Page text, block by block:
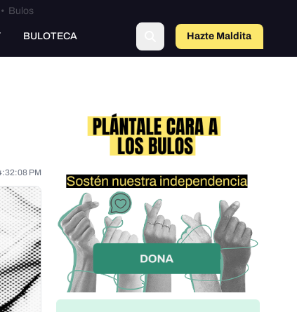
• Bulos
BULOTECA Hazte Maldito
PM